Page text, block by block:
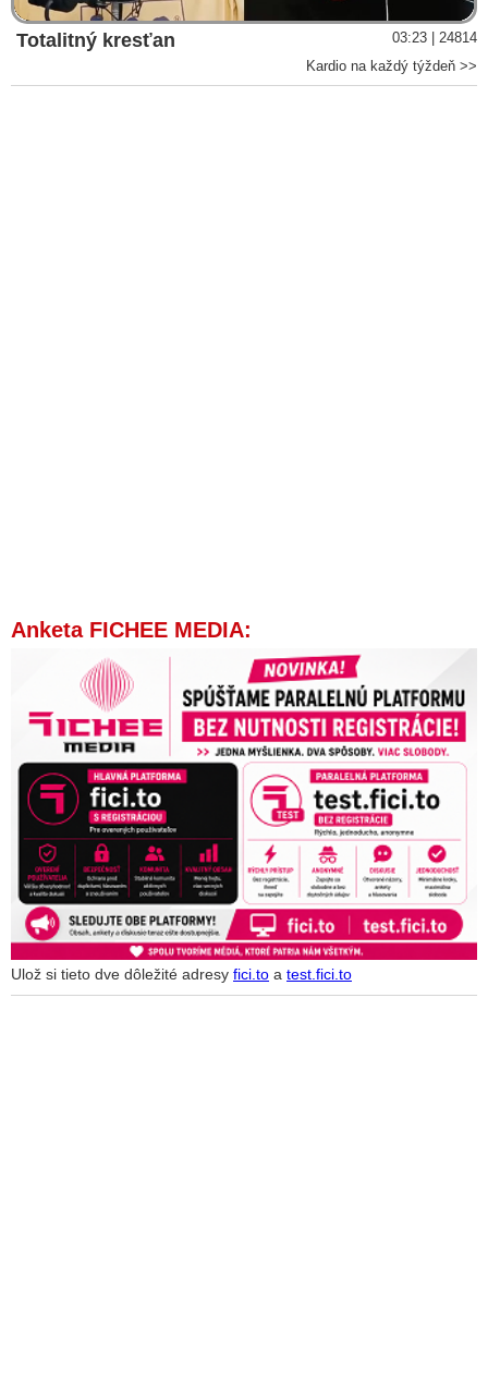
Totalitný kresťan
03:23 | 24814
Kardio na každý týždeň >>
Anketa FICHEE MEDIA:
Ulož si tieto dve dôležité adresy fici.to a test.fici.to